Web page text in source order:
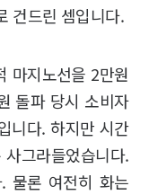
건드린 셈입니다.
마지노선을 2만원
돌파 당시 소비자
니다. 하지만 시간
그라들었습니다.
물론 여전히 화는